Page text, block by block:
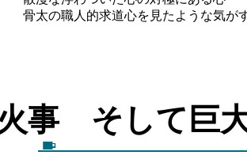
骨太の職人的求道心を見たような気が
事 そして